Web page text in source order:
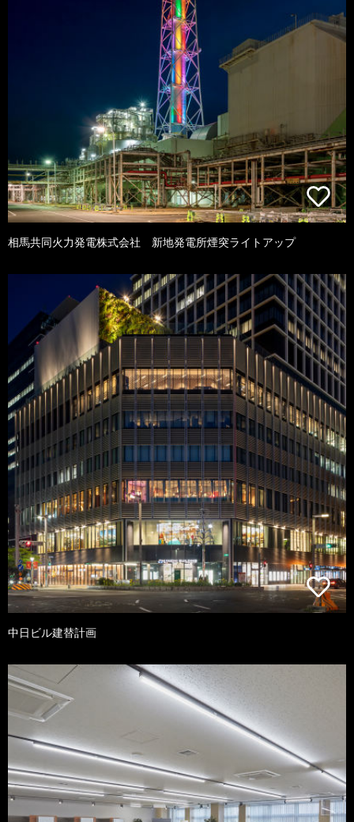
相馬共同火力発電株式会社 新地発電所煙突ライトアップ
中日ビル建替計画